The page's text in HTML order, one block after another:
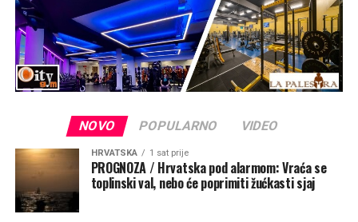
NOVO POPULARNO VIDEO
HRVATSKA 1 sat prije
PROGNOZA / Hrvatska pod alarmom: Vraća se
toplinski val, nebo će poprimiti žućkasti sjaj